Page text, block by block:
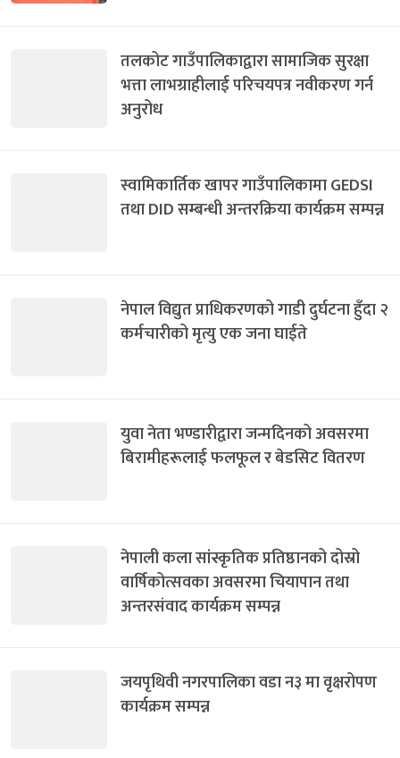
तलकोट गाउँपालिकाद्वारा सामाजिक सुरक्षा
भत्ता लाभग्राहीलाई परिचयपत्र नवीकरण गर्न
अनुरोध
स्वामिकार्तिक खापर गाउँपालिकामा GEDSI
तथा DID सम्बन्धी अन्तरक्रिया कार्यक्रम सम्पन्न
नेपाल विद्युत प्राधिकरणको गाडी दुर्घटना हुँदा २
कर्मचारीको मृत्यु एक जना घाईते
युवा नेता भण्डारीद्वारा जन्मदिनको अवसरमा
बिरामीहरूलाई फलफूल र बेडसिट वितरण
नेपाली कला सांस्कृतिक प्रतिष्ठानको दोस्रो
वार्षिकोत्सवका अवसरमा चियापान तथा
अन्तरसंवाद कार्यक्रम सम्पन्न
जयपृथिवी नगरपालिका वडा न३ मा वृक्षरोपण
कार्यक्रम सम्पन्न